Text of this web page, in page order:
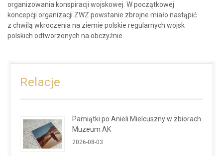
organizowania konspiracji wojskowej. W początkowej
koncepcji organizacji ZWZ powstanie zbrojne miało nastąpić
z chwilą wkroczenia na ziemie polskie regularnych wojsk
polskich odtworzonych na obczyźnie.
Relacje
Pamiątki po Anieli Mielcuszny w zbiorach
Muzeum AK
2026-08-03